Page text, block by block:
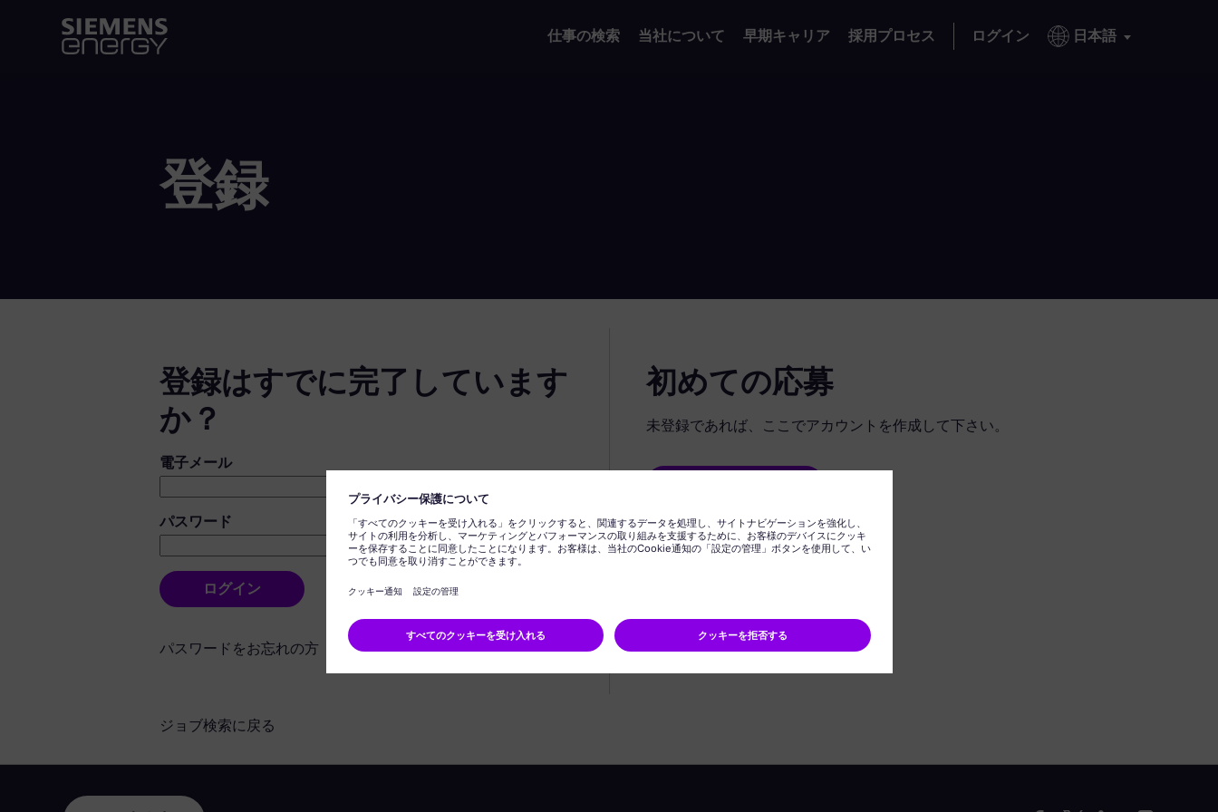
仕事の検索 当社について 早期キャリア 採用プロセス ログイン 日本語
登録
登録はすでに完了しています
か？
ログイン：ユーザーとパスワード
電子メール
パスワード
ログイン
パスワードをお忘れの方
初めての応募
未登録であれば、ここでアカウントを作成して下さい。
ジョブ検索に戻る